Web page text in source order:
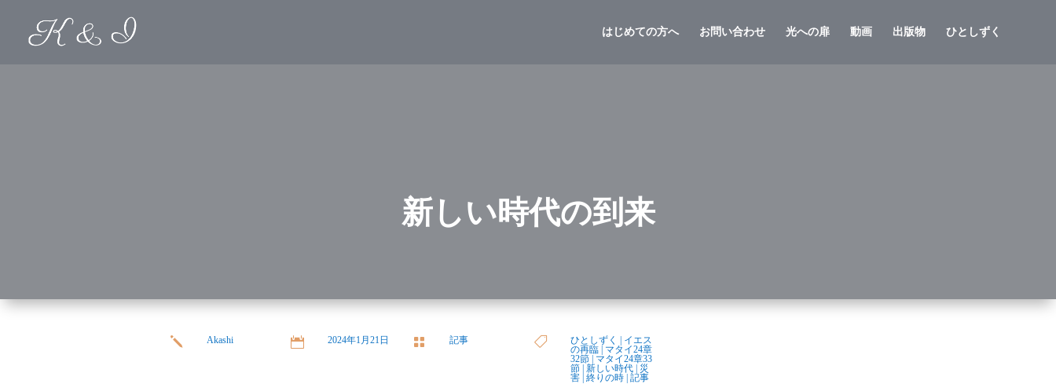
はじめての方へ お問い合わせ 光への扉 動画 出版物 ひとしずく
新しい時代の到来
j Akashi  2024年1月21日  記事  ひとしずく | イエス
の再臨| マタイ24章
32節| マタイ24章33
節| 新しい時代| 災
害| 終りの時| 記事